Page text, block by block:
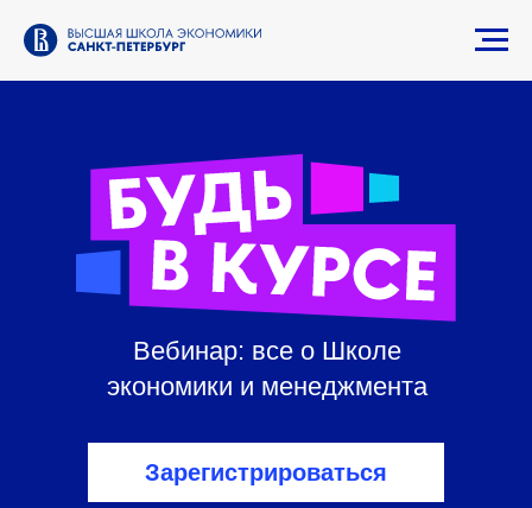
Вебинар: все о Школе
экономики и менеджмента
Зарегистрироваться